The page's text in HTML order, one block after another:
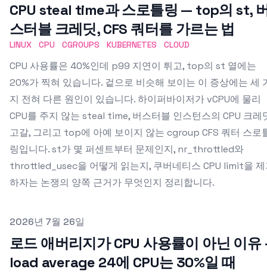
CPU steal time과 스로틀링 — top의 st,
스터블 크레딧, CFS 쿼터를 가르는 법
LINUX CPU CGROUPS KUBERNETES CLOUD
CPU 사용률은 40%인데 p99 지연이 튀고, top의 st 열에는
20%가 찍혀 있습니다. 겉으로 비슷해 보이는 이 증상에는 세
지 전혀 다른 원인이 있습니다. 하이퍼바이저가 vCPU에 물리
CPU를 주지 않는 steal time, 버스터블 인스턴스의 CPU 크레
고갈, 그리고 top에 아예 보이지 않는 cgroup CFS 쿼터 스로
링입니다. st가 몇 퍼센트부터 문제인지, nr_throttled와
throttled_usec을 어떻게 읽는지, 쿠버네티스 CPU limit을
하자는 논쟁의 양쪽 근거가 무엇인지 정리합니다.
Published on
2026년 7월 26일
로드 애버리지가 CPU 사용률이 아닌 이
load average 24에 CPU는 30%일 때